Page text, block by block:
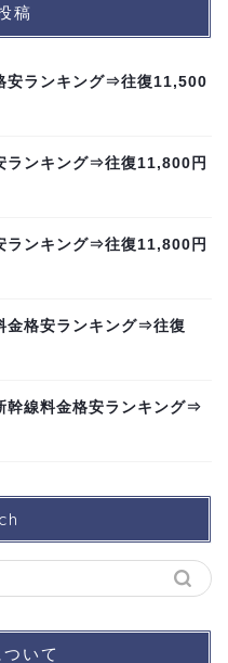
稿
安ランキング⇒往復11,500
ランキング⇒往復11,800円
ランキング⇒往復11,800円
金格安ランキング⇒往復
幹線料金格安ランキング⇒
いて